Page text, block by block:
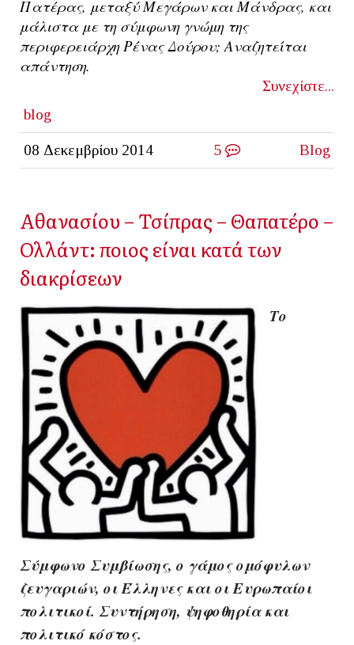
Πατέρας, μεταξύ Μεγάρων και Μάνδρας, και
μάλιστα με τη σύμφωνη γνώμη της
περιφερειάρχη Ρένας Δούρου; Αναζητείται
απάντηση.
Συνεχίστε...
blog
08 Δεκεμβρίου 2014 5 Blog
Αθανασίου – Τσίπρας – Θαπατέρο –
Ολλάντ: ποιος είναι κατά των
διακρίσεων
Το
Σύμφωνο Συμβίωσης, ο γάμος ομόφυλων
ζευγαριών, οι Έλληνες και οι Ευρωπαίοι
πολιτικοί. Συντήρηση, ψηφοθηρία και
πολιτικό κόστος.